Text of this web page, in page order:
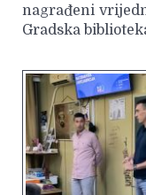
nagrađeni
Gradska